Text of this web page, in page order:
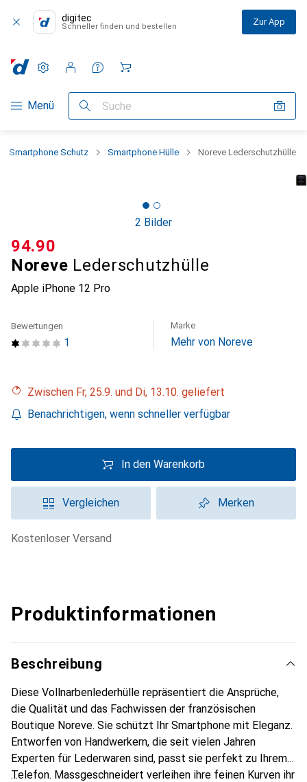
digitec
Schneller finden und bestellen Zur App
Navigation nach Kategorien
Menü Suche
Einstellungen
Kundenkonto
Vergleichslisten
Merklisten
Warenkorb
Smartphone Schutz Smartphone Hülle Noreve Lederschutzhülle
2 Bilder
Noreve Lederschutzhülle
Apple iPhone 12 Pro
CHF
94.90
1
Bewertungen Marke
Mehr von Noreve
Zwischen Fr, 25.9. und Di, 13.10. geliefert
Benachrichtigen, wenn schneller verfügbar
In den Warenkorb
Vergleichen Merken
kostenloser Versand
Produktinformationen
Beschreibung
Diese Vollnarbenlederhülle repräsentiert die Ansprüche,
die Qualität und das Fachwissen der französischen
Boutique Noreve. Sie schützt Ihr Smartphone mit Eleganz.
Entworfen von Handwerkern, die seit vielen Jahren
Experten für Lederwaren sind, passt sie perfekt zu Ihrem
Telefon. Massgeschneidert verleihen ihre feinen Kurven ihr